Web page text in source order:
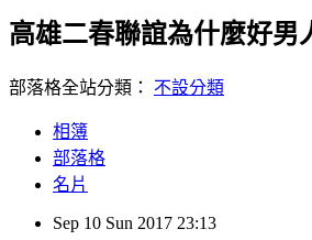
高雄二春聯誼為什麼好男
部落格全站分類： 不設分類
相簿
部落格
名片
Sep 10 Sun 2017 23:13